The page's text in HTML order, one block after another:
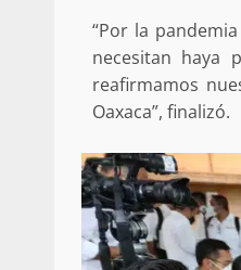
“Por la
necesitan haya
reafirmamos
Oaxaca”, finalizó.